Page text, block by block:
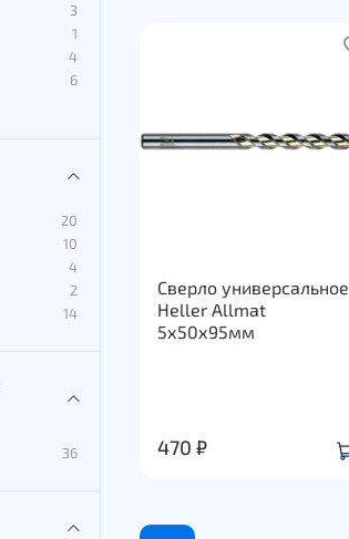
Сверло универсальное
Heller Allmat
5х50х95мм
470 ₽
3
1
4
6
20
10
4
2
14
36